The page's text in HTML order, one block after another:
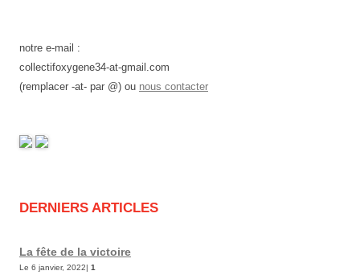
notre e-mail :
collectifoxygene34-at-gmail.com
(remplacer -at- par @) ou nous contacter
DERNIERS ARTICLES
La fête de la victoire
Le 6 janvier, 2022| 1